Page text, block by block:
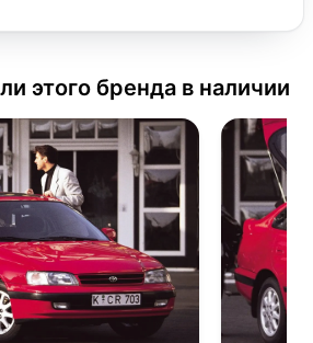
этого бренда в наличии